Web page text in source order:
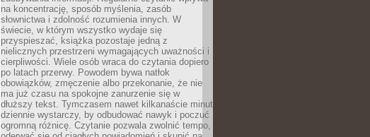
na koncentrację, sposób myślenia, zasób
słownictwa i zdolność rozumienia innych. W
świecie, w którym wszystko wydaje się
przyspieszać, książka pozostaje jedną z
nielicznych przestrzeni wymagających uważności i
cierpliwości. Wiele osób wraca do czytania dopiero
po latach przerwy. Powodem bywa natłok
obowiązków, zmęczenie albo przekonanie, że nie
ma już czasu na spokojne zanurzenie się w
dłuższy tekst. Tymczasem nawet kilkanaście minut
dziennie wystarczy, by odbudować nawyk i poczuć
ogromną różnicę. Czytanie pozwala zwolnić tempo,